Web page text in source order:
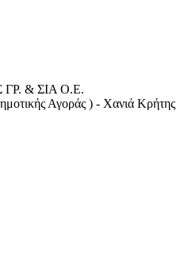
& ΣΙΑ Ο.Ε.
Αγοράς ) - Χανιά Κρήτης